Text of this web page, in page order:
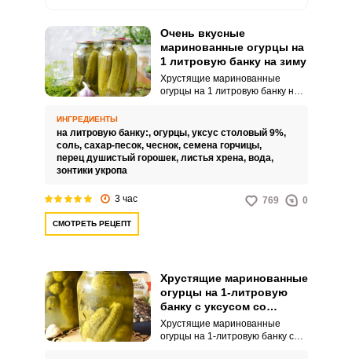
Очень вкусные
маринованные огурцы на
1 литровую банку на зиму
Хрустящие маринованные
огурцы на 1 литровую банку на
вашу зиму ярче и
разнообразнее. Огурцы,
пропитанные ароматом уксуса и
ИНГРЕДИЕНТЫ
на литровую банку:, огурцы, уксус столовый 9%,
соль, сахар-песок, чеснок, семена горчицы,
перец душистый горошек, листья хрена, вода,
зонтики укропа
3 час 769 0
СМОТРЕТЬ РЕЦЕПТ
Хрустящие маринованные
огурцы на 1-литровую
банку с уксусом со
стерилизацией на зиму
Хрустящие маринованные
огурцы на 1-литровую банку с